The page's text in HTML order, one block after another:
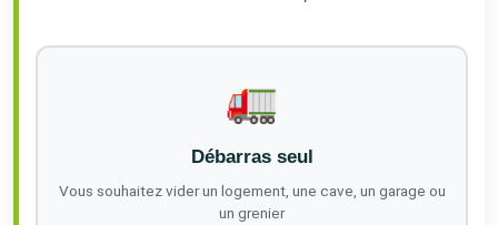
🚛
Débarras seul
Vous souhaitez vider un logement, une cave, un garage ou
un grenier